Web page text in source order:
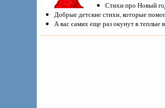
Стихи про Новый
Добрые детские стихи, которые
А вас самих еще раз окунут в теплые